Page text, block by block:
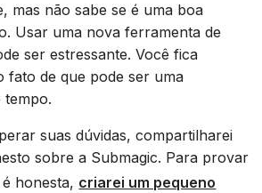
mas não sabe se é uma boa
Usar uma nova ferramenta de
ser estressante. Você fica
fato de que pode ser uma
tempo.
suas dúvidas, compartilharei
sobre a Submagic. Para provar
honesta, criarei um pequeno